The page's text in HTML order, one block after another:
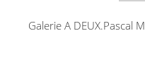
Galerie A DEUX.Pascal M